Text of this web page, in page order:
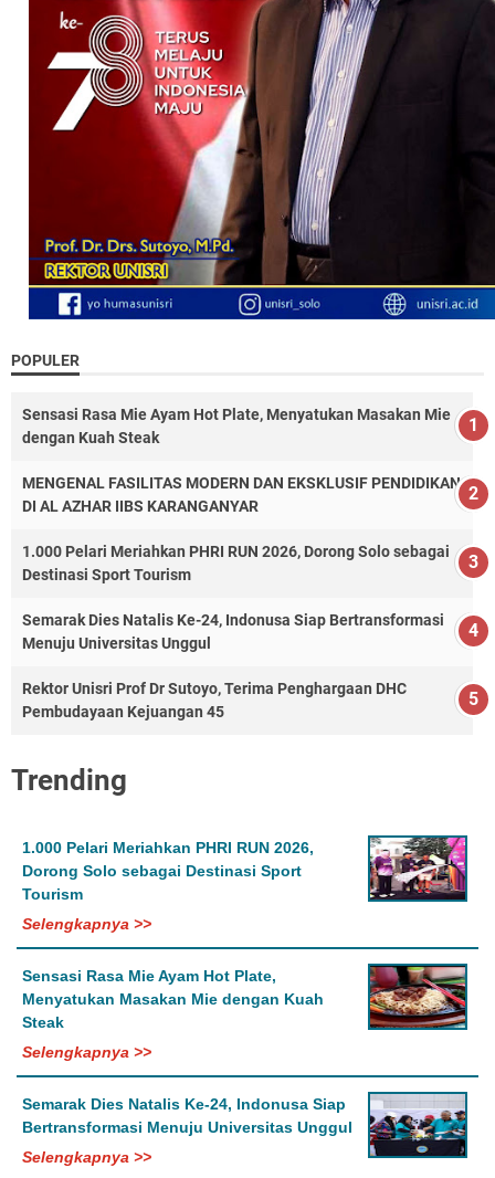
POPULER
Sensasi Rasa Mie Ayam Hot Plate, Menyatukan Masakan Mie
dengan Kuah Steak
MENGENAL FASILITAS MODERN DAN EKSKLUSIF PENDIDIKAN
DI AL AZHAR IIBS KARANGANYAR
1.000 Pelari Meriahkan PHRI RUN 2026, Dorong Solo sebagai
Destinasi Sport Tourism
Semarak Dies Natalis Ke-24, Indonusa Siap Bertransformasi
Menuju Universitas Unggul
Rektor Unisri Prof Dr Sutoyo, Terima Penghargaan DHC
Pembudayaan Kejuangan 45
Trending
1.000 Pelari Meriahkan PHRI RUN 2026,
Dorong Solo sebagai Destinasi Sport
Tourism
Selengkapnya >>
Sensasi Rasa Mie Ayam Hot Plate,
Menyatukan Masakan Mie dengan Kuah
Steak
Selengkapnya >>
Semarak Dies Natalis Ke-24, Indonusa Siap
Bertransformasi Menuju Universitas Unggul
Selengkapnya >>